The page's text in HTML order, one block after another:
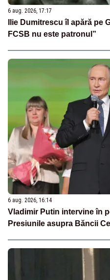
6 aug. 2026, 17:17
Ilie Dumitrescu îl apără pe
FCSB nu este patronul”
6 aug. 2026, 16:14
Vladimir Putin intervine în
Presiunile asupra Băncii